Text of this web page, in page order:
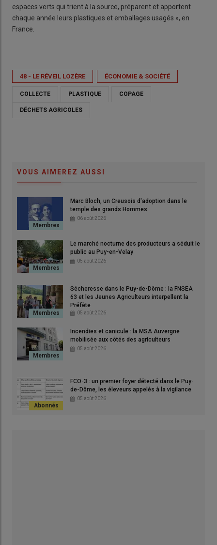
espaces verts qui trient à la source, préparent et apportent
chaque année leurs plastiques et emballages usagés », en
France.
48 - LE RÉVEIL LOZÈRE ÉCONOMIE & SOCIÉTÉ
COLLECTE PLASTIQUE COPAGE
DÉCHETS AGRICOLES
VOUS AIMEREZ AUSSI
Marc Bloch, un Creusois d'adoption dans le
temple des grands Hommes
06 août 2026
Le marché nocturne des producteurs a séduit le
public au Puy-en-Velay
05 août 2026
Sécheresse dans le Puy-de-Dôme : la FNSEA
63 et les Jeunes Agriculteurs interpellent la
Préfète
05 août 2026
Incendies et canicule : la MSA Auvergne
mobilisée aux côtés des agriculteurs
05 août 2026
FCO-3 : un premier foyer détecté dans le Puy-
de-Dôme, les éleveurs appelés à la vigilance
05 août 2026